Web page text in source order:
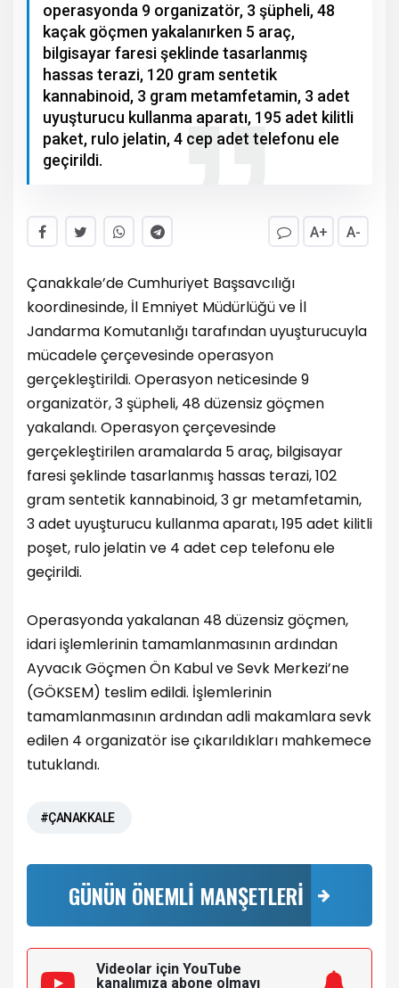
operasyonda 9 organizatör, 3 şüpheli, 48
kaçak göçmen yakalanırken 5 araç,
bilgisayar faresi şeklinde tasarlanmış
hassas terazi, 120 gram sentetik
kannabinoid, 3 gram metamfetamin, 3 adet
uyuşturucu kullanma aparatı, 195 adet kilitli
paket, rulo jelatin, 4 cep adet telefonu ele
geçirildi.
A+ A-
Çanakkale’de Cumhuriyet Başsavcılığı
koordinesinde, İl Emniyet Müdürlüğü ve İl
Jandarma Komutanlığı tarafından uyuşturucuyla
mücadele çerçevesinde operasyon
gerçekleştirildi. Operasyon neticesinde 9
organizatör, 3 şüpheli, 48 düzensiz göçmen
yakalandı. Operasyon çerçevesinde
gerçekleştirilen aramalarda 5 araç, bilgisayar
faresi şeklinde tasarlanmış hassas terazi, 102
gram sentetik kannabinoid, 3 gr metamfetamin,
3 adet uyuşturucu kullanma aparatı, 195 adet kilitli
poşet, rulo jelatin ve 4 adet cep telefonu ele
geçirildi.
Operasyonda yakalanan 48 düzensiz göçmen,
idari işlemlerinin tamamlanmasının ardından
Ayvacık Göçmen Ön Kabul ve Sevk Merkezi’ne
(GÖKSEM) teslim edildi. İşlemlerinin
tamamlanmasının ardından adli makamlara sevk
edilen 4 organizatör ise çıkarıldıkları mahkemece
tutuklandı.
#ÇANAKKALE
GÜNÜN ÖNEMLİ MANŞETLERİ
Videolar için YouTube
kanalımıza abone olmayı